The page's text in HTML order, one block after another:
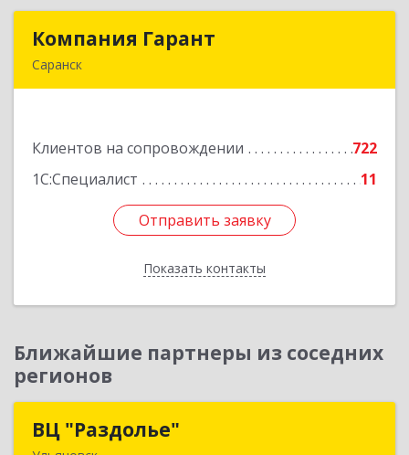
Компания Гарант
Саранск
Клиентов на сопровождении
722
1С:Специалист
11
Отправить заявку
Показать контакты
Компания Гарант
Подробнее
Отправить заявку
Назад
Ближайшие партнеры из соседних
регионов
ВЦ "Раздолье"